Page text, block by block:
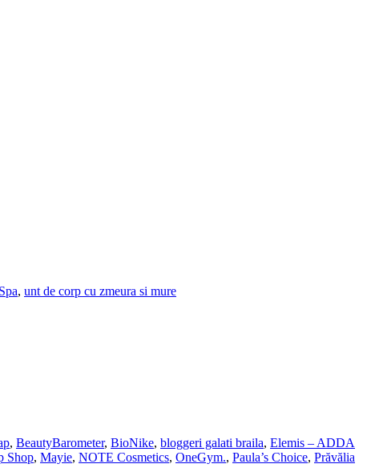
, unt de corp cu zmeura si mure
, BeautyBarometer, BioNike, bloggeri galati braila, Elemis – ADDA
Shop, Mayie, NOTE Cosmetics, OneGym., Paula’s Choice, Prăvălia